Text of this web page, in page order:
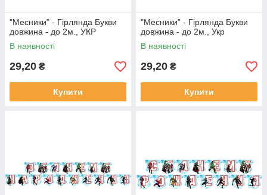
"Месники" - Гірлянда Букви
довжина - до 2м., УКР
В наявності
29,20 ₴
Купити
"Месники" - Гірлянда Букви
довжина - до 2м., Укр
В наявності
29,20 ₴
Купити